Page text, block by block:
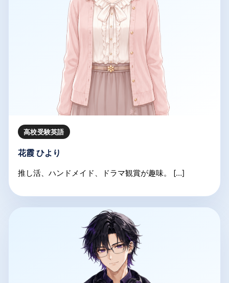
高校受験英語
花霞 ひより
推し活、ハンドメイド、ドラマ観賞が趣味。 […]